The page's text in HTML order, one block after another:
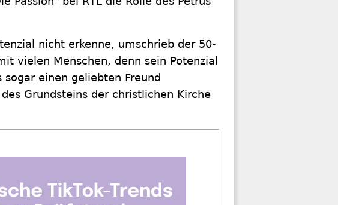
nicht erkenne, umschrieb der 50-
vielen Menschen, denn sein Potenzial
einen geliebten Freund
Grundsteins der christlichen Kirche